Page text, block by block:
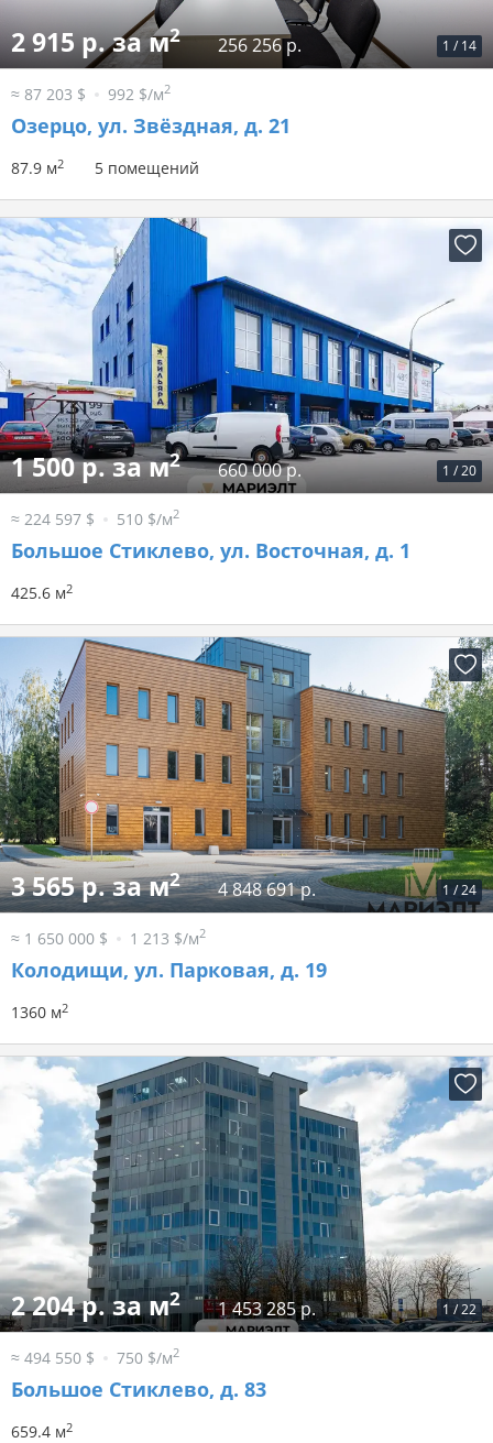
1 / 14
2 915 р. за м2 256 256 р.
≈ 87 203 $ 992 $/м2
Озерцо, ул. Звёздная, д. 21
87.9 м2 5 помещений
1 /20
1 500 р. за м2 660 000 р.
≈ 224 597 $ 510 $/м2
Большое Стиклево, ул. Восточная, д. 1
425.6 м2
1 /24
3 565 р. за м2 4 848 691 р.
≈ 1 650 000 $ 1 213 $/м2
Колодищи, ул. Парковая, д. 19
1360 м2
1 /22
2 204 р. за м2 1 453 285 р.
≈ 494 550 $ 750 $/м2
Большое Стиклево, д. 83
659.4 м2